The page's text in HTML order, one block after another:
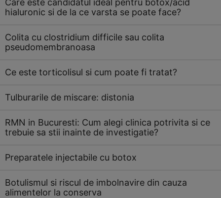
Care este candidatul ideal pentru botox/acid
hialuronic si de la ce varsta se poate face?
Colita cu clostridium difficile sau colita
pseudomembranoasa
Ce este torticolisul si cum poate fi tratat?
Tulburarile de miscare: distonia
RMN in Bucuresti: Cum alegi clinica potrivita si ce
trebuie sa stii inainte de investigatie?
Preparatele injectabile cu botox
Botulismul si riscul de imbolnavire din cauza
alimentelor la conserva